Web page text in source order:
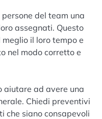
del team una
assegnati. Questo
il loro tempo e
nel modo corretto e
aiutare ad avere una
Chiedi preventivi
che siano consapevoli